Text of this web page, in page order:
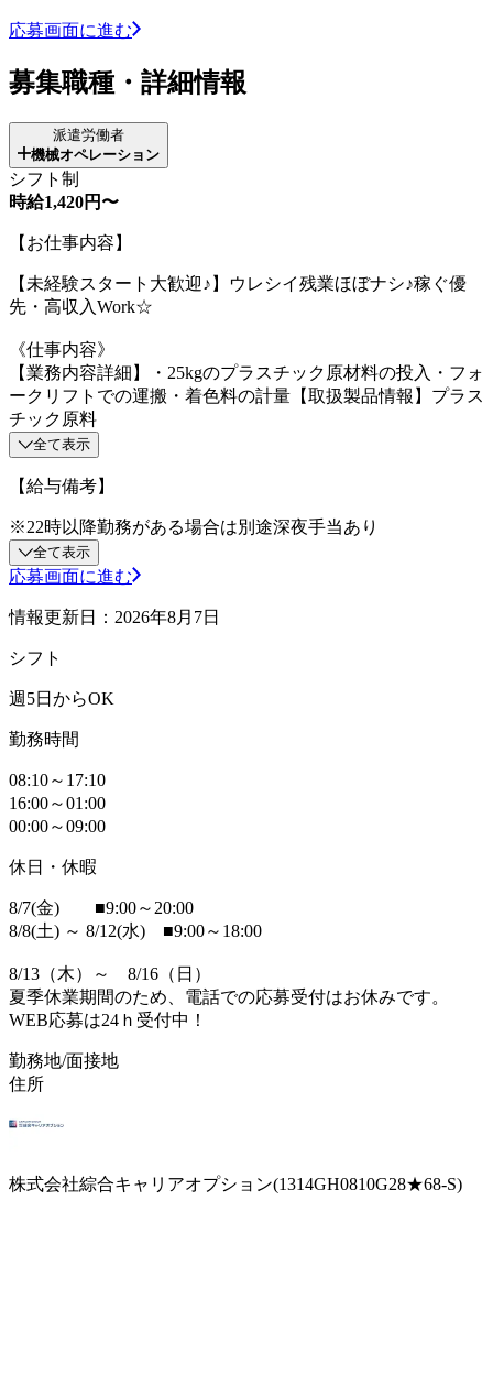
応募画面に進む
募集職種・詳細情報
派遣労働者
機械オペレーション
シフト制
時給1,420円〜
【お仕事内容】
【未経験スタート大歓迎♪】ウレシイ残業ほぼナシ♪稼ぐ優
先・高収入Work☆
《仕事内容》
【業務内容詳細】・25kgのプラスチック原材料の投入・フォ
ークリフトでの運搬・着色料の計量【取扱製品情報】プラス
チック原料
全て表示
【給与備考】
※22時以降勤務がある場合は別途深夜手当あり
全て表示
応募画面に進む
情報更新日：2026年8月7日
シフト
週5日からOK
勤務時間
08:10～17:10
16:00～01:00
00:00～09:00
休日・休暇
8/7(金) ■9:00～20:00
8/8(土) ～ 8/12(水) ■9:00～18:00
8/13（木）～ 8/16（日）
夏季休業期間のため、電話での応募受付はお休みです。
WEB応募は24ｈ受付中！
勤務地/面接地
住所
株式会社綜合キャリアオプション(1314GH0810G28★68-S)